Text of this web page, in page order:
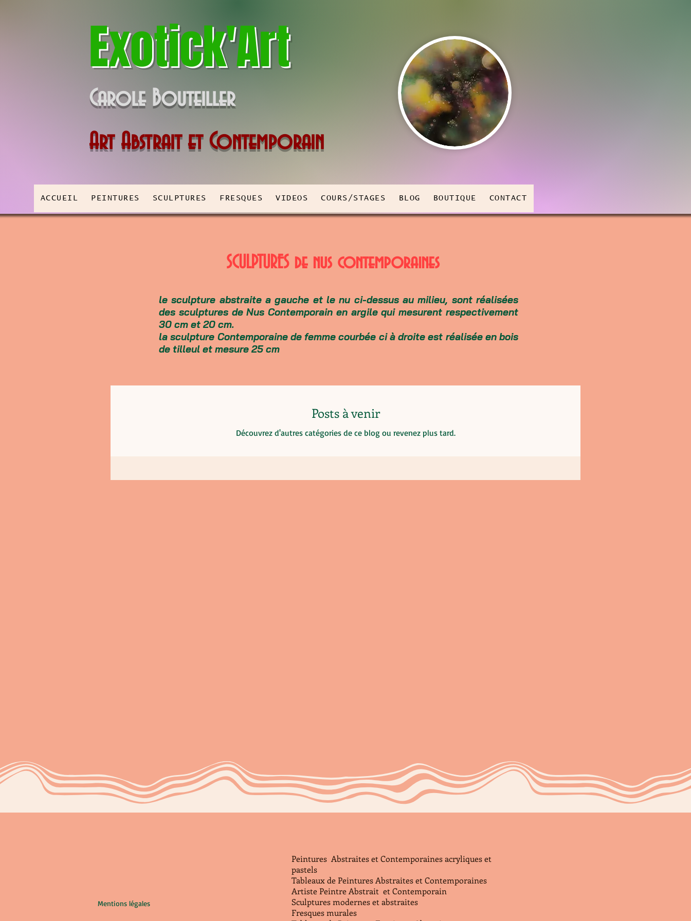
Exotick'Art
Carole Bouteiller
Art Abstrait et Contemporain
ACCUEIL PEINTURES SCULPTURES FRESQUES VIDEOS COURS/STAGES BLOG BOUTIQUE CONTACT
SCULPTURES de nus contemporaines
le sculpture abstraite a gauche et le nu ci-dessus au milieu, sont réalisées
des sculptures de Nus Contemporain en argile qui mesurent respectivement
30 cm et 20 cm.
la sculpture Contemporaine de femme courbée ci à droite est réalisée en bois
de tilleul et mesure 25 cm
Posts à venir
Découvrez d'autres catégories de ce blog ou revenez plus tard.
Mentions légales
Peintures Abstraites et Contemporaines acryliques et
pastels
Tableaux de Peintures Abstraites et Contemporaines
Artiste Peintre Abstrait et Contemporain
Sculptures modernes et abstraites
Fresques murales